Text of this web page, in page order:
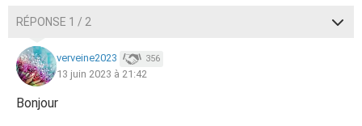
RÉPONSE 1 / 2
verveine2023 356
13 juin 2023 à 21:42
Bonjour